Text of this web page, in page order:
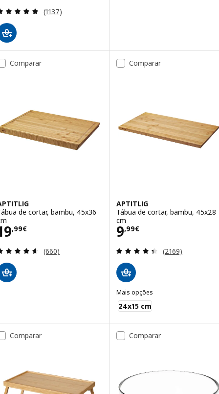
Avaliação: 4.8 fora de 5 estrelas. Total de
(1137)
Comparar
de cortar, bambu, 45x36
,99€ 19,99€
Avaliação: 4.6 fora de 5 estrelas. Total de
(660)
Comparar
APTITLIG
Tábua de cortar, bambu, 45x28
cm
9,99€
Preço 9,99€
Avaliação: 4.4
(2169)
Mais opções
APTITLIG
24x15 cm
Comparar Comparar